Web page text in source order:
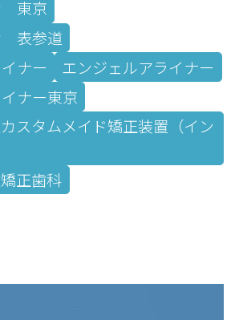
東京
表参道
ナー
エンジェルアライナー
ナー東京
スタムメイド矯正装置（イン
正歯科